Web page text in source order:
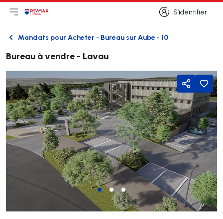
S’identifier
S’identifier
Ouvrir le menu principal
Logo
RetourMandats pour Acheter - Bureau sur Aube - 10
Bureau à vendre - Lavau
Partager